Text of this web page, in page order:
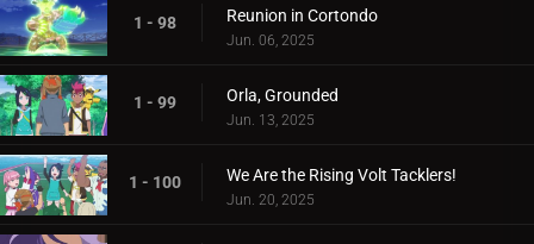
1 - 98 Reunion in Cortondo
Jun. 06, 2025
1 - 99 Orla, Grounded
Jun. 13, 2025
1 - 100 We Are the Rising Volt Tacklers!
Jun. 20, 2025